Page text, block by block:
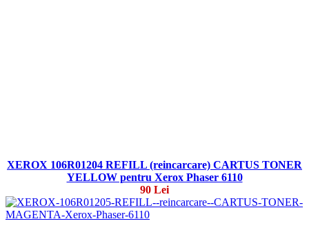
XEROX 106R01204 REFILL (reincarcare) CARTUS TONER
YELLOW pentru Xerox Phaser 6110
90 Lei